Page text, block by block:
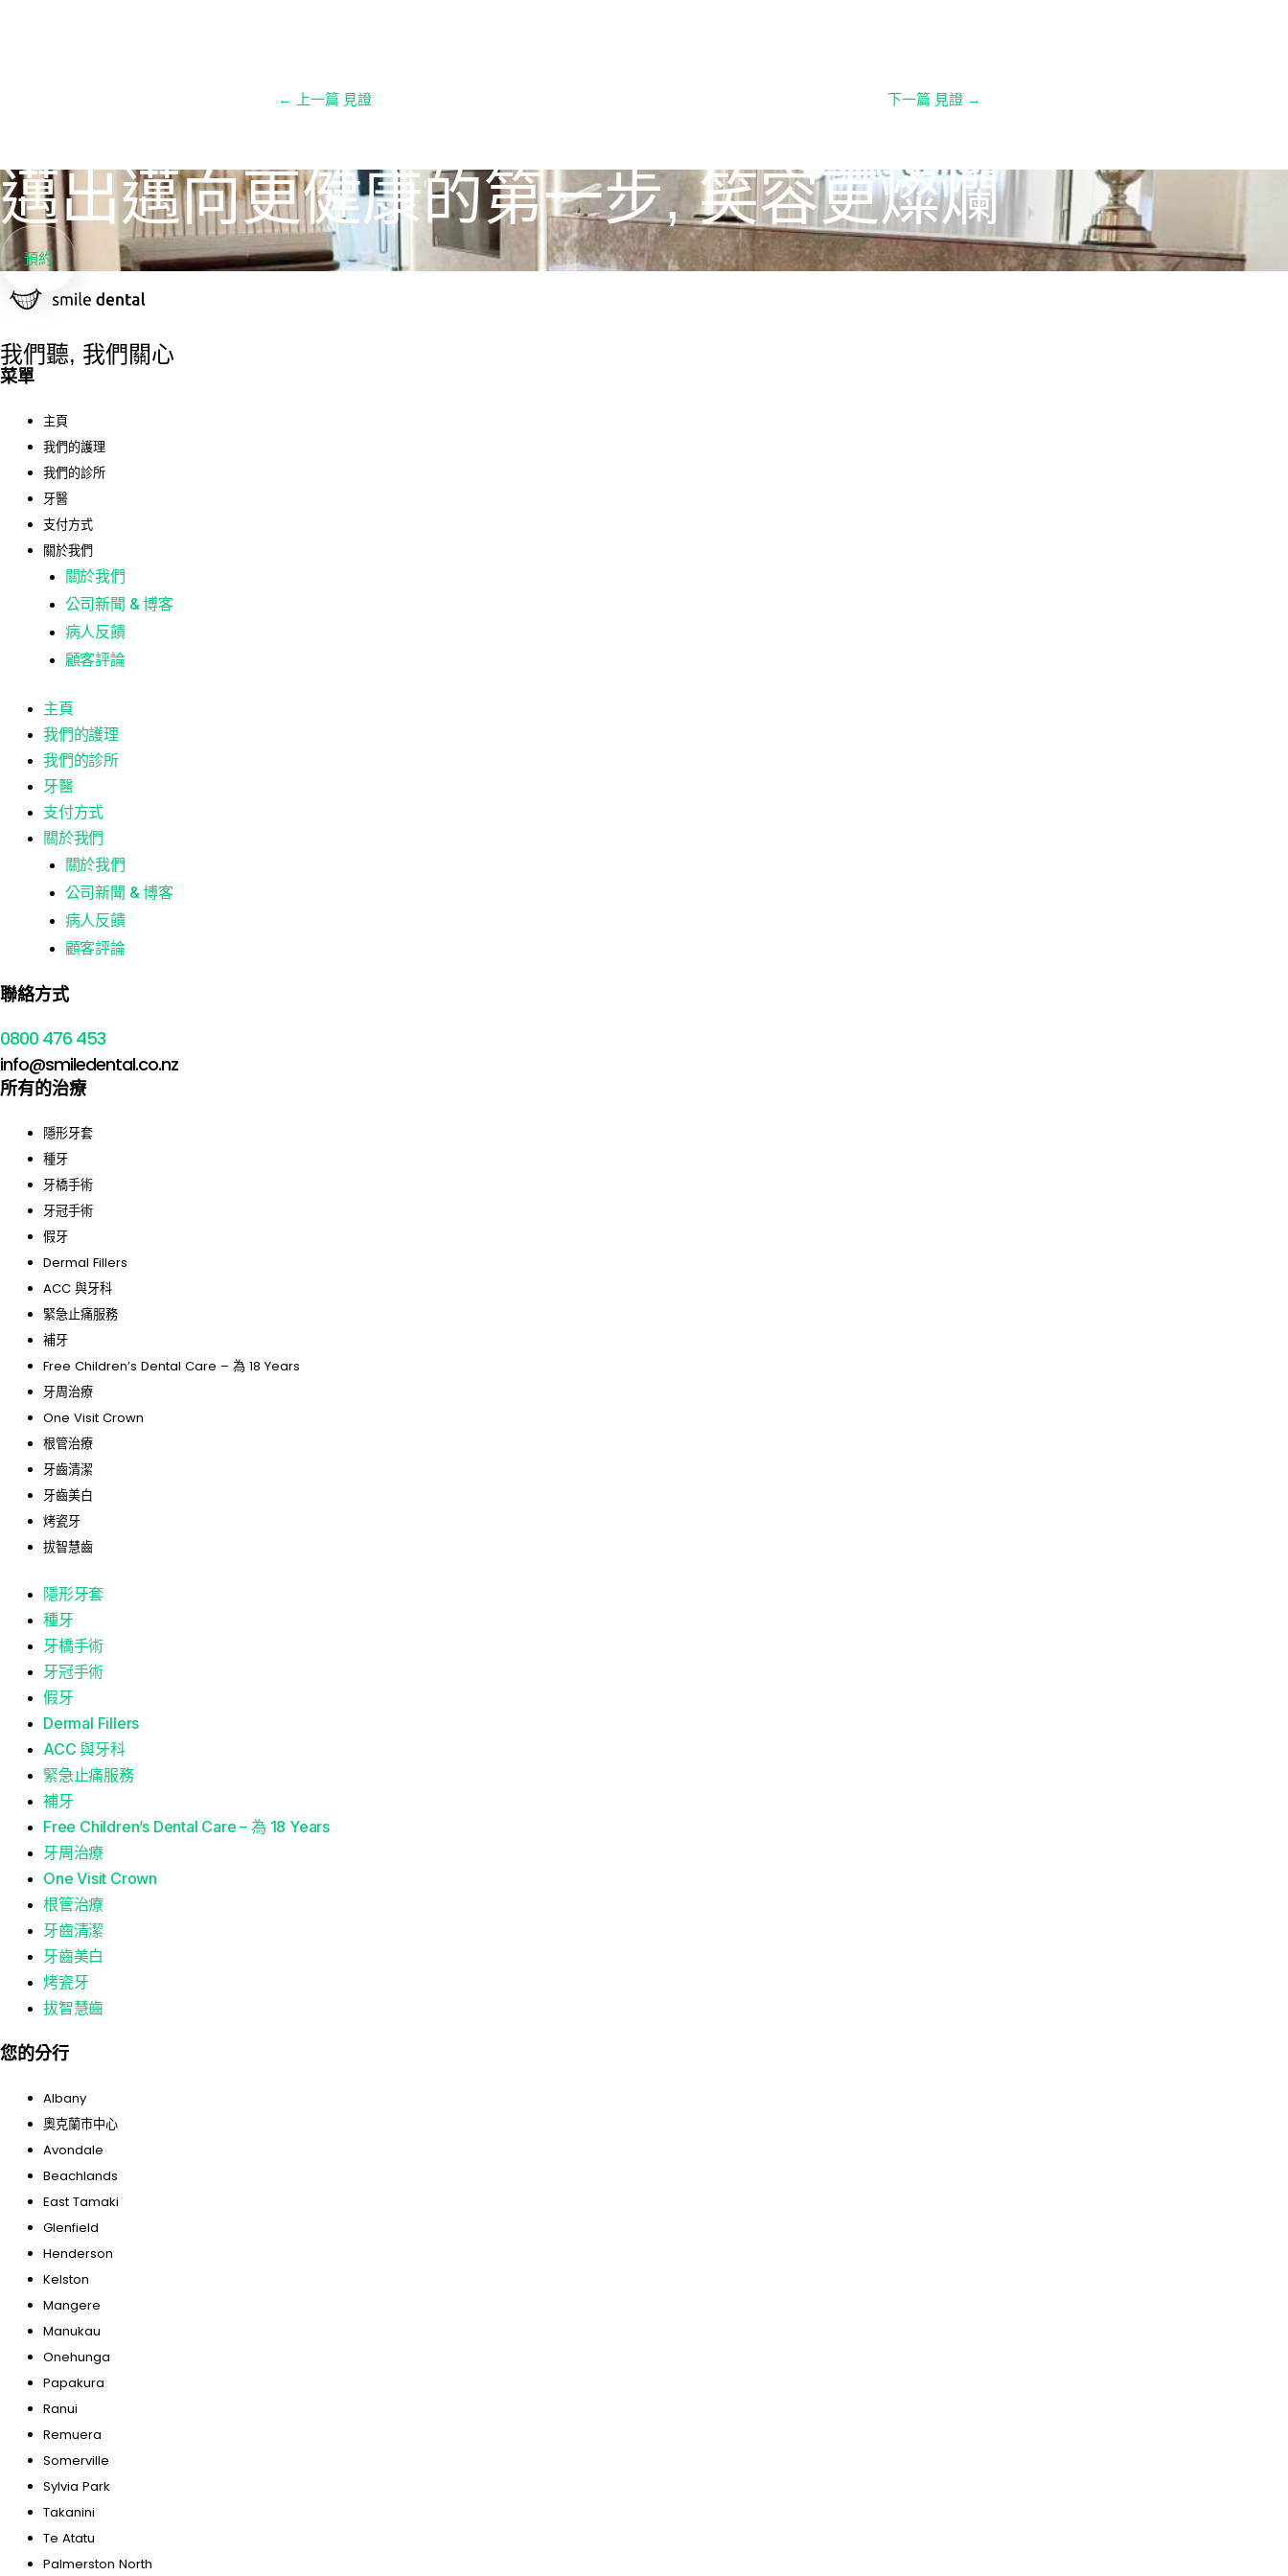
← 上一篇 見證 下一篇 見證 →
邁出邁向更健康的第一步, 笑容更燦爛
預約
我們聽, 我們關心
菜單
主頁
我們的護理
我們的診所
牙醫
支付方式
關於我們
關於我們
公司新聞 & 博客
病人反饋
顧客評論
主頁
我們的護理
我們的診所
牙醫
支付方式
關於我們
關於我們
公司新聞 & 博客
病人反饋
顧客評論
聯絡方式
0800 476 453
info@smiledental.co.nz
所有的治療
隱形牙套
種牙
牙橋手術
牙冠手術
假牙
Dermal Fillers
ACC 與牙科
緊急止痛服務
補牙
Free Children’s Dental Care – 為 18 Years
牙周治療
One Visit Crown
根管治療
牙齒清潔
牙齒美白
烤瓷牙
拔智慧齒
隱形牙套
種牙
牙橋手術
牙冠手術
假牙
Dermal Fillers
ACC 與牙科
緊急止痛服務
補牙
Free Children’s Dental Care – 為 18 Years
牙周治療
One Visit Crown
根管治療
牙齒清潔
牙齒美白
烤瓷牙
拔智慧齒
您的分行
Albany
奧克蘭市中心
Avondale
Beachlands
East Tamaki
Glenfield
Henderson
Kelston
Mangere
Manukau
Onehunga
Papakura
Ranui
Remuera
Somerville
Sylvia Park
Takanini
Te Atatu
Palmerston North